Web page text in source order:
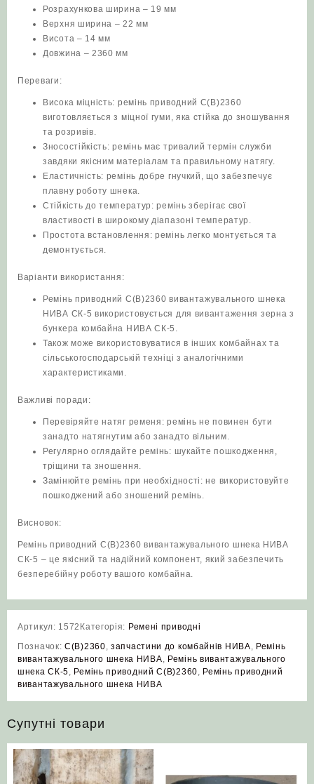
Розрахункова ширина – 19 мм
Верхня ширина – 22 мм
Висота – 14 мм
Довжина – 2360 мм
Переваги:
Висока міцність: ремінь приводний C(В)2360
виготовляється з міцної гуми, яка стійка до зношування
та розривів.
Зносостійкість: ремінь має тривалий термін служби
завдяки якісним матеріалам та правильному натягу.
Еластичність: ремінь добре гнучкий, що забезпечує
плавну роботу шнека.
Стійкість до температур: ремінь зберігає свої
властивості в широкому діапазоні температур.
Простота встановлення: ремінь легко монтується та
демонтується.
Варіанти використання:
Ремінь приводний C(В)2360 вивантажувального шнека
НИВА СК-5 використовується для вивантаження зерна з
бункера комбайна НИВА СК-5.
Також може використовуватися в інших комбайнах та
сільськогосподарській техніці з аналогічними
характеристиками.
Важливі поради:
Перевіряйте натяг ременя: ремінь не повинен бути
занадто натягнутим або занадто вільним.
Регулярно оглядайте ремінь: шукайте пошкодження,
тріщини та зношення.
Замінюйте ремінь при необхідності: не використовуйте
пошкоджений або зношений ремінь.
Висновок:
Ремінь приводний C(В)2360 вивантажувального шнека НИВА
СК-5 – це якісний та надійний компонент, який забезпечить
безперебійну роботу вашого комбайна.
Артикул: 1572 Категорія: Ремені приводні
Позначок: C(В)2360 ,запчастини до комбайнів НИВА
Ремінь
вивантажувального шнека НИВА
Ремінь вивантажувального
шнека СК-5
Ремінь приводний C(В)2360
Ремінь приводний
вивантажувального шнека НИВА
Супутні товари